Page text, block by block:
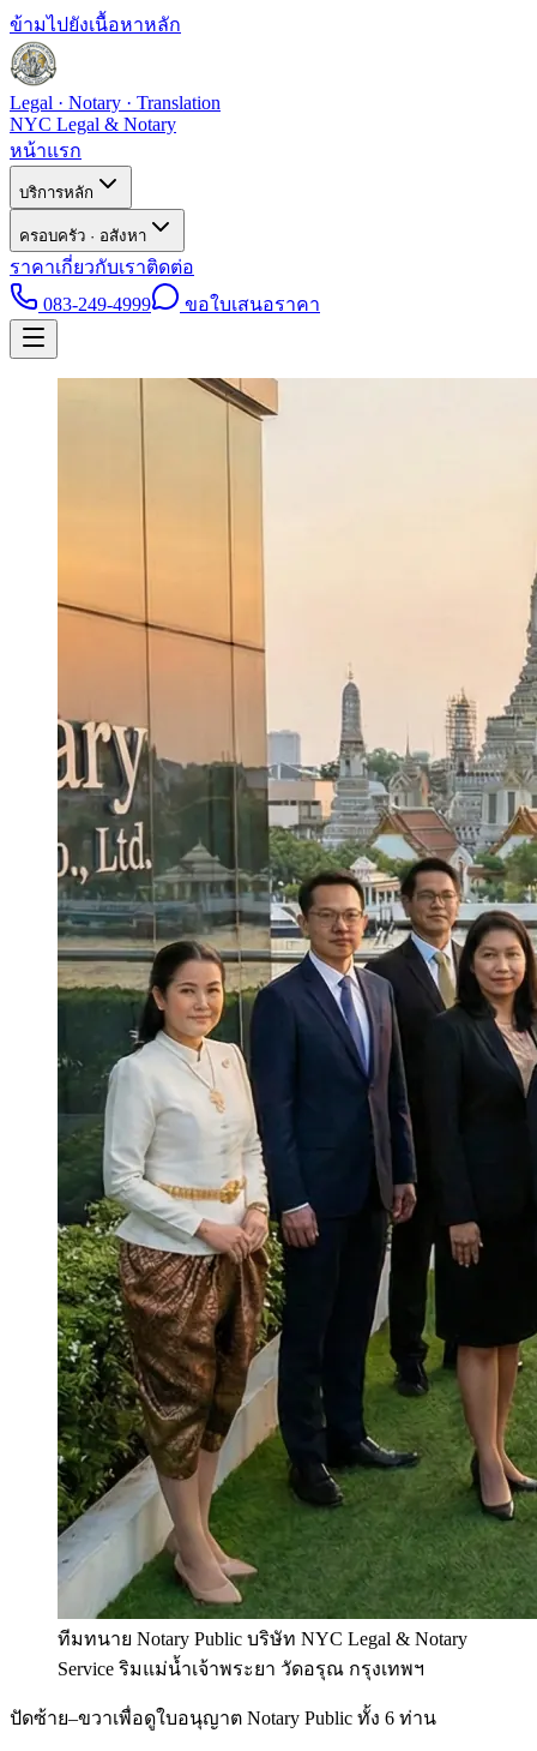
ข้ามไปยังเนื้อหาหลัก
Legal · Notary · Translation
NYC Legal & Notary
หน้าแรก
บริการหลัก
ครอบครัว · อสังหา
ราคาเกี่ยวกับเราติดต่อ
083-249-4999
ขอใบเสนอราคา
ทีมทนาย Notary Public บริษัท NYC Legal & Notary
Service ริมแม่น้ำเจ้าพระยา วัดอรุณ กรุงเทพฯ
ปัดซ้าย–ขวาเพื่อดูใบอนุญาต Notary Public ทั้ง 6 ท่าน